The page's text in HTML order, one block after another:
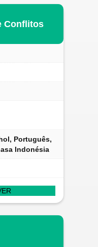
Conflitos
Português,
Indonésia